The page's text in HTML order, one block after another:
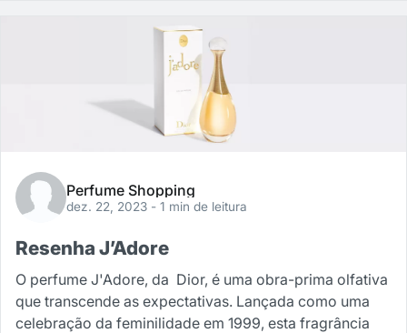
Perfume Shopping
dez. 22, 2023 - 1 min de leitura
Resenha J’Adore
O perfume J'Adore, da Dior, é uma obra-prima olfativa
que transcende as expectativas. Lançada como uma
celebração da feminilidade em 1999, esta fragrância